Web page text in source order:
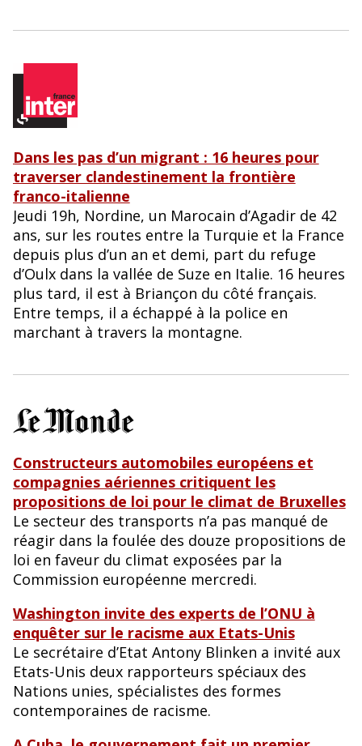
Dans les pas d’un migrant : 16 heures pour
traverser clandestinement la frontière
franco-italienne
Jeudi 19h, Nordine, un Marocain d’Agadir de 42
ans, sur les routes entre la Turquie et la France
depuis plus d’un an et demi, part du refuge
d’Oulx dans la vallée de Suze en Italie. 16 heures
plus tard, il est à Briançon du côté français.
Entre temps, il a échappé à la police en
marchant à travers la montagne.
Constructeurs automobiles européens et
compagnies aériennes critiquent les
propositions de loi pour le climat de Bruxelles
Le secteur des transports n’a pas manqué de
réagir dans la foulée des douze propositions de
loi en faveur du climat exposées par la
Commission européenne mercredi.
Washington invite des experts de l’ONU à
enquêter sur le racisme aux Etats-Unis
Le secrétaire d’Etat Antony Blinken a invité aux
Etats-Unis deux rapporteurs spéciaux des
Nations unies, spécialistes des formes
contemporaines de racisme.